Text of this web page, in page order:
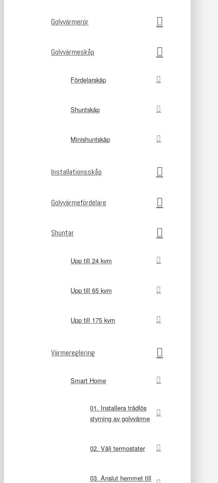
Golvvärmerör
Golvvärmeskåp
Fördelarskåp
Shuntskåp
Minishuntskåp
Installationsskåp
Golvvärmefördelare
Shuntar
Upp till 24 kvm
Upp till 65 kvm
Upp till 175 kvm
Värmereglering
Smart Home
01. Installera trådlös
styrning av golvvärme
02. Välj termostater
03. Anslut hemmet till